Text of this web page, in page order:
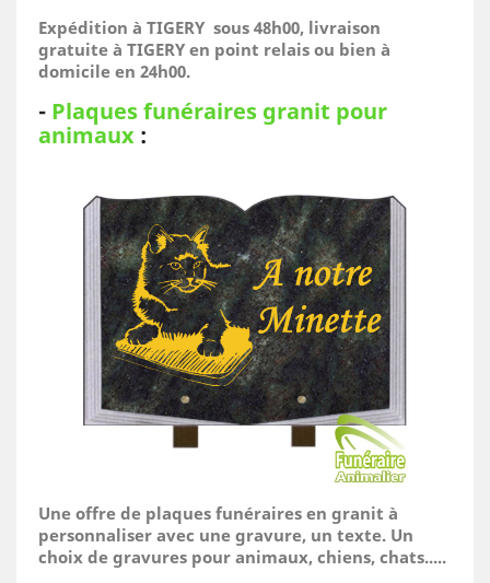
Expédition à TIGERY sous 48h00, livraison
gratuite à TIGERY en point relais ou bien à
domicile en 24h00.
- Plaques funéraires granit pour
animaux :
Une offre de plaques funéraires en granit à
personnaliser avec une gravure, un texte. Un
choix de gravures pour animaux, chiens, chats.....